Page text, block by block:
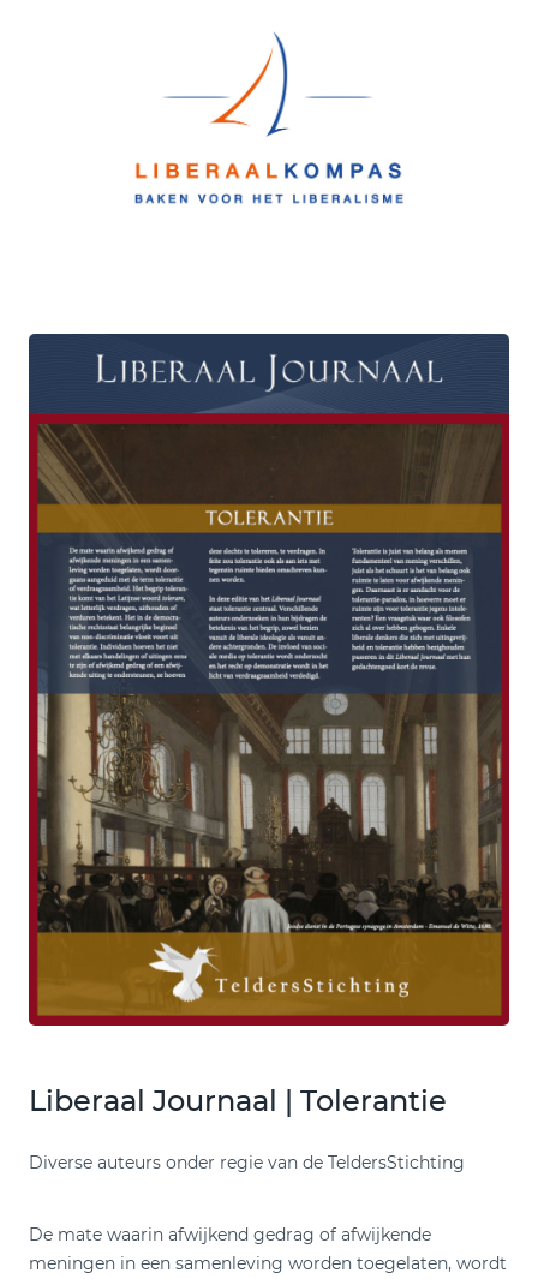
Liberaal Journaal | Tolerantie
Diverse auteurs onder regie van de TeldersStichting
De mate waarin afwijkend gedrag of afwijkende
meningen in een samenleving worden toegelaten, wordt